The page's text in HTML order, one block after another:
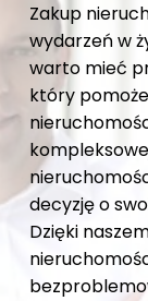
Zakup
wydarzeń w
warto mieć
który
decyzję o
Dzięki